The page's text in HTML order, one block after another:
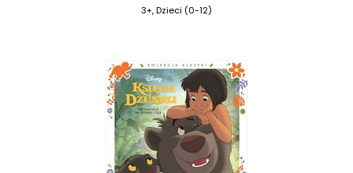
3+, Dzieci (0-12)